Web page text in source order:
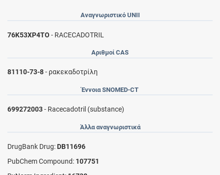
Αναγνωριστικό UNII
76K53XP4TO - RACECADOTRIL
Αριθμοί CAS
81110-73-8- ρακεκαδοτρίλη
Έννοια SNOMED-CT
699272003- Racecadotril (substance)
Άλλα αναγνωριστικά
DrugBank Drug: DB11696
PubChem Compound: 107751